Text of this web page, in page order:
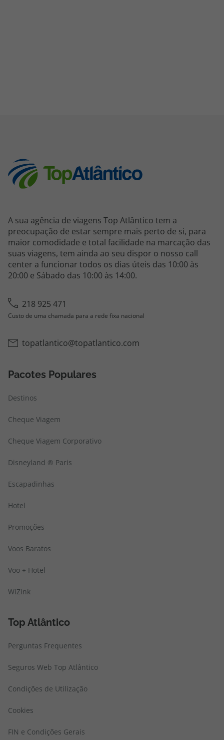
A sua agência de viagens Top Atlântico tem a
preocupação de estar sempre mais perto de si, para
maior comodidade e total facilidade na marcação das
suas viagens, tem ainda ao seu dispor o nosso call
center a funcionar todos os dias úteis das 10:00 às
20:00 e Sábado das 10:00 às 14:00.
218 925 471
Custo de uma chamada para a rede fixa nacional
topatlantico@topatlantico.com
Pacotes Populares
Destinos
Cheque Viagem
Cheque Viagem Corporativo
Disneyland ® Paris
Escapadinhas
Hotel
Promoções
Voos Baratos
Voo + Hotel
WiZink
Top Atlântico
Perguntas Frequentes
Seguros Web Top Atlântico
Condições de Utilização
Cookies
FIN e Condições Gerais